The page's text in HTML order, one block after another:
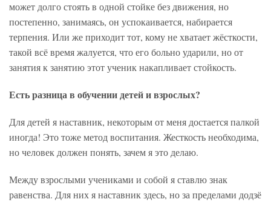
может долго стоять в одной стойке без движения, но
постепенно, занимаясь, он успокаивается, набирается
терпения. Или же приходит тот, кому не хватает жёсткости,
такой всё время жалуется, что его больно ударили, но от
занятия к занятию этот ученик накапливает стойкость.
Есть разница в обучении детей и взрослых?
Для детей я наставник, некоторым от меня достается палкой
иногда! Это тоже метод воспитания. Жесткость необходима,
но человек должен понять, зачем я это делаю.
Между взрослыми учениками и собой я ставлю знак
равенства. Для них я наставник здесь, но за пределами додзё